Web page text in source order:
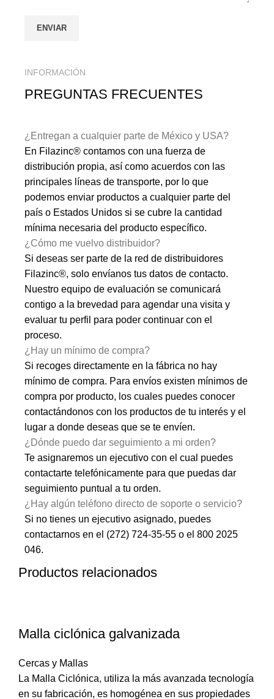
INFORMACIÓN
PREGUNTAS FRECUENTES
¿Entregan a cualquier parte de México y USA?
En Filazinc® contamos con una fuerza de
distribución propia, así como acuerdos con las
principales líneas de transporte, por lo que
podemos enviar productos a cualquier parte del
país o Estados Unidos si se cubre la cantidad
mínima necesaria del producto específico.
¿Cómo me vuelvo distribuidor?
Si deseas ser parte de la red de distribuidores
Filazinc®, solo envíanos tus datos de contacto.
Nuestro equipo de evaluación se comunicará
contigo a la brevedad para agendar una visita y
evaluar tu perfil para poder continuar con el
proceso.
¿Hay un mínimo de compra?
Si recoges directamente en la fábrica no hay
mínimo de compra. Para envíos existen mínimos de
compra por producto, los cuales puedes conocer
contactándonos con los productos de tu interés y el
lugar a donde deseas que se te envíen.
¿Dónde puedo dar seguimiento a mi orden?
Te asignaremos un ejecutivo con el cual puedes
contactarte telefónicamente para que puedas dar
seguimiento puntual a tu orden.
¿Hay algún teléfono directo de soporte o servicio?
Si no tienes un ejecutivo asignado, puedes
contactarnos en el (272) 724-35-55 o el 800 2025
046.
Productos relacionados
Malla ciclónica galvanizada
Cercas y Mallas
La Malla Ciclónica, utiliza la más avanzada tecnología
en su fabricación, es homogénea en sus propiedades